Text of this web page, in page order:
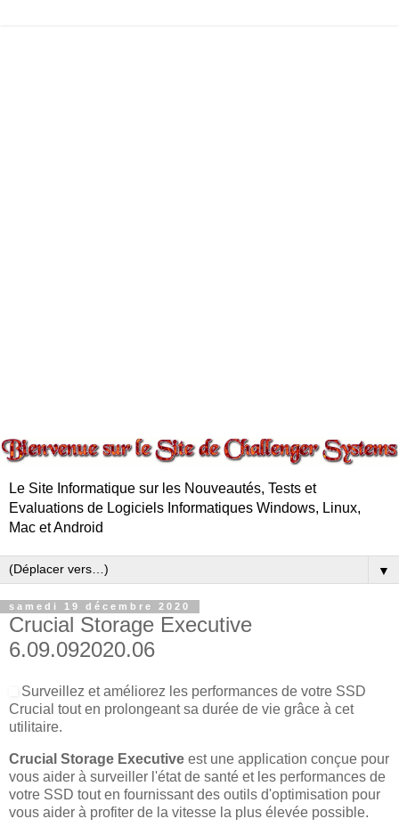
Le Site Informatique sur les Nouveautés, Tests et
Evaluations de Logiciels Informatiques Windows, Linux,
Mac et Android
▼
samedi 19 décembre 2020
Crucial Storage Executive
6.09.092020.06
Surveillez et améliorez les performances de votre SSD
Crucial tout en prolongeant sa durée de vie grâce à cet
utilitaire.
Crucial Storage Executive est une application conçue pour
vous aider à surveiller l'état de santé et les performances de
votre SSD tout en fournissant des outils d'optimisation pour
vous aider à profiter de la vitesse la plus élevée possible.